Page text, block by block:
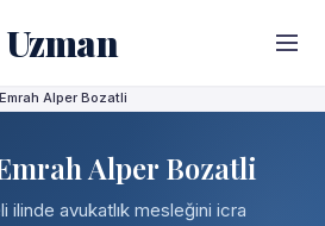
Alper Bozatli
Alper Bozatli
ilinde avukatlık mesleğini icra